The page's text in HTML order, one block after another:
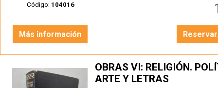
Código: 104016
Más información
OBRAS VI: RELIGIÓN.
ARTE Y LETRAS